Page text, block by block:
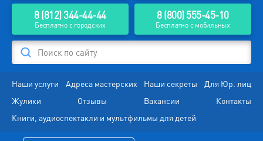
8 (812) 344-44-44
Бесплатно с городских
8 (800) 555-45-10
Бесплатно с мобильных
Поиск по сайту
Наши услуги Адреса мастерских Наши секреты
Для Юр. лиц
Жулики
Отзывы Вакансии
Контакты
Книги, аудиоспектакли и мультфильмы для детей